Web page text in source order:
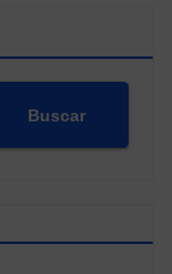
Buscar